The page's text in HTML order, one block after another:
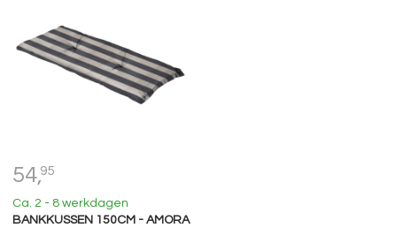
54,95
Ca. 2 - 8 werkdagen
BANKKUSSEN 150CM - AMORA